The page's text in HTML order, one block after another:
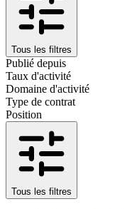
Tous les filtres
Publié depuis
Taux d'activité
Domaine d'activité
Type de contrat
Position
Tous les filtres